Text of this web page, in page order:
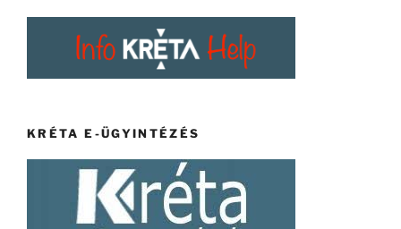
KRÉTA E-ÜGYINTÉZÉS